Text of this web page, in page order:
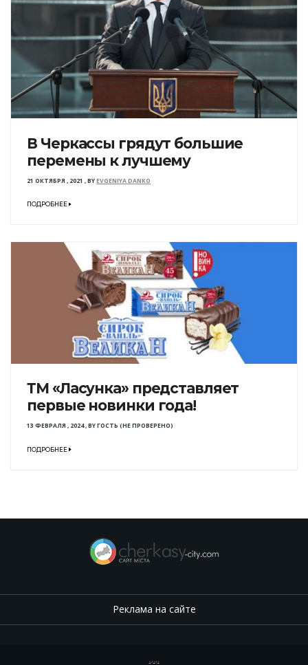
В Черкассы грядут большие
перемены к лучшему
21 ОКТЯБРЯ , 2021 ,BYEVGENIYA DANKO
ПОДРОБНЕЕ
ТМ «Ласунка» представляет
первые новинки года!
13 ФЕВРАЛЯ , 2024,BYГОСТЬ (НЕ ПРОВЕРЕНО)
ПОДРОБНЕЕ
Реклама на сайте
.,.,.